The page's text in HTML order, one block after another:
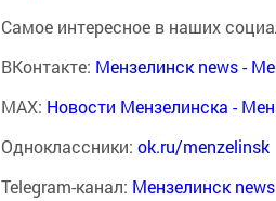
Самое интересное в наших
ВКонтакте: Мензелинск news -
MAX: Новости Мензелинска -
Одноклассники: ok.ru/menzelinsk
Telegram-канал: Мензелинск